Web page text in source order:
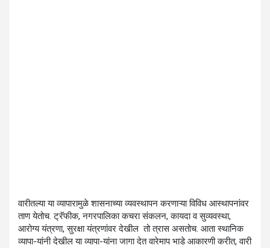
वारीतल्या या व्यापारामुळे शासनाच्या व्यवस्थापन करणाऱ्या विविध आस्थापनांवर
ताण येतोच. ट्रॅफीक, नगरपालिका कचरा संकलन, कायदा व सुव्यवस्था,
आरोग्य यंत्रणा, सुरक्षा यंत्रणांवर देखील तो त्रास असतोच. आता स्थानिक
व्यापा-यांनी देखील या व्यापा-यांना जागा देत वारेमाप भाडे आकारणी करीत, वारी